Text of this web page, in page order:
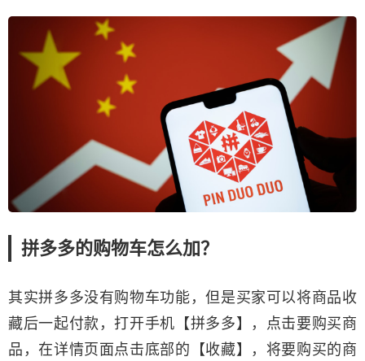
拼多多的购物车怎么加？
其实拼多多没有购物车功能，但是买家可以将商品收
藏后一起付款，打开手机【拼多多】，点击要购买商
品，在详情页面点击底部的【收藏】，将要购买的商